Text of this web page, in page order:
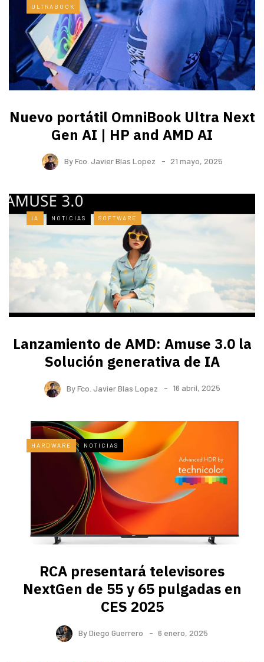
ULTRABOOK
Nuevo portátil OmniBook Ultra ​Next
Gen AI | HP and AMD AI
ByFco. Javier Blas Lopez 21 mayo, 2025
IA NOTICIAS SOFTWARE
Lanzamiento de AMD: Amuse 3.0 la
Solución generativa de IA
ByFco. Javier Blas Lopez 16 abril, 2025
HARDWARE NOTICIAS
RCA presentará televisores
NextGen de 55 y 65 pulgadas en
CES 2025
ByDiego Guerrero 6 enero, 2025